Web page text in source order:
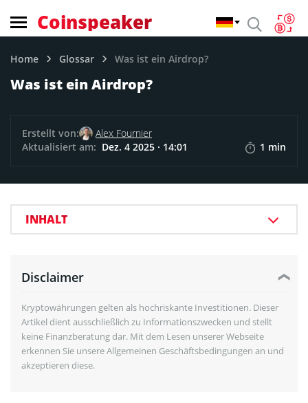
Coinspeaker
Home Glossar Was ist ein Airdrop?
Was ist ein Airdrop?
Erstellt von:
Alex Fournier
Aktualisiert am: Dez. 4 2025 · 14:01 1 min
INHALT
Disclaimer
Kryptowährungen gelten als hochriskante Investitionen. Dieser
Artikel dient ausschließlich zu Informationszwecken und stellt
keine Finanzberatung dar. Mit dem Lesen unserer Webseite
erkennen Sie unsere Allgemeinen Geschäftsbedingungen an und
akzeptieren diese.